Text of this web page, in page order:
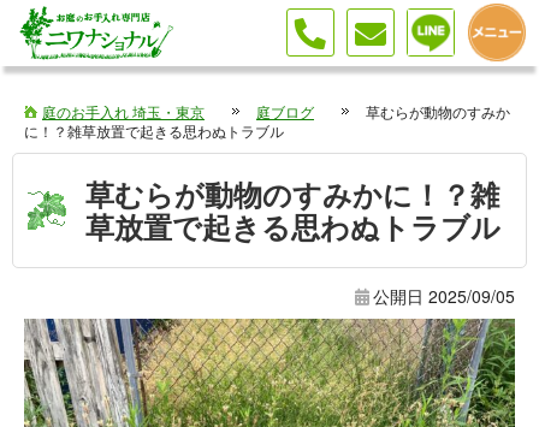
庭のお手入れ 埼玉・東京 庭ブログ
草むらが動物のすみか
に！？雑草放置で起きる思わぬトラブル
草むらが動物のすみかに！？雑
草放置で起きる思わぬトラブル
公開日 2025/09/05